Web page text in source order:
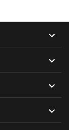



